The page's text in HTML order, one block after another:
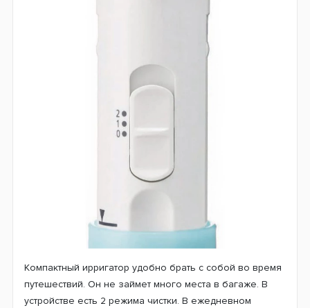
Компактный ирригатор удобно брать с собой во время
путешествий. Он не займет много места в багаже. В
устройстве есть 2 режима чистки. В ежедневном